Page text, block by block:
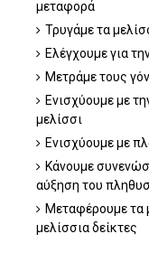
μεταφορά
Τρυγάμε τα
Ελέγχουμε για
Μετράμε τους
Ενισχύουμε με
μελίσσι
Ενισχύουμε με
Κάνουμε
αύξηση του
Μεταφέρουμε τα
μελίσσια δείκτες